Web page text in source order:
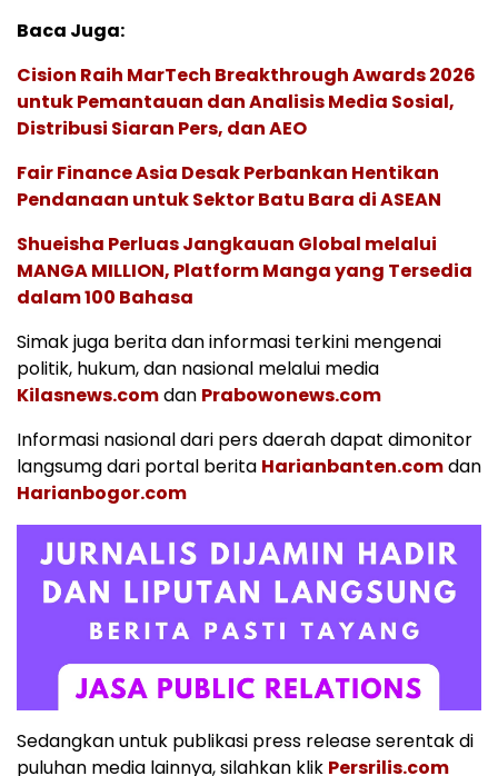
Baca Juga:
Cision Raih MarTech Breakthrough Awards 2026
untuk Pemantauan dan Analisis Media Sosial,
Distribusi Siaran Pers, dan AEO
Fair Finance Asia Desak Perbankan Hentikan
Pendanaan untuk Sektor Batu Bara di ASEAN
Shueisha Perluas Jangkauan Global melalui
MANGA MILLION, Platform Manga yang Tersedia
dalam 100 Bahasa
Simak juga berita dan informasi terkini mengenai
politik, hukum, dan nasional melalui media
Kilasnews.comdan Prabowonews.com
Informasi nasional dari pers daerah dapat dimonitor
langsumg dari portal berita Harianbanten.comdan
Harianbogor.com
Sedangkan untuk publikasi press release serentak di
puluhan media lainnya, silahkan klik Persrilis.com